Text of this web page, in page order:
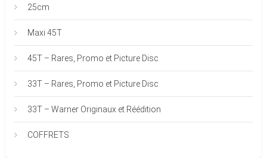
25cm
Maxi 45T
45T – Rares, Promo et Picture Disc
33T – Rares, Promo et Picture Disc
33T – Warner Originaux et Réédition
COFFRETS